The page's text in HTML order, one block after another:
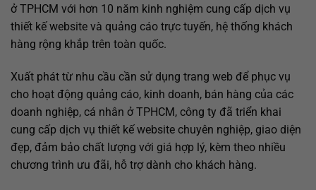
ở TPHCM với hơn 10 năm kinh nghiệm cung cấp dịch vụ
thiết kế website và quảng cáo trực tuyến, hệ thống khách
hàng rộng khắp trên toàn quốc.
Xuất phát từ nhu cầu cần sử dụng trang web để phục vụ
cho hoạt động quảng cáo, kinh doanh, bán hàng của các
doanh nghiệp, cá nhân ở TPHCM, công ty đã triển khai
cung cấp dịch vụ thiết kế website chuyên nghiệp, giao diện
đẹp, đảm bảo chất lượng với giá hợp lý, kèm theo nhiều
chương trình ưu đãi, hỗ trợ dành cho khách hàng.